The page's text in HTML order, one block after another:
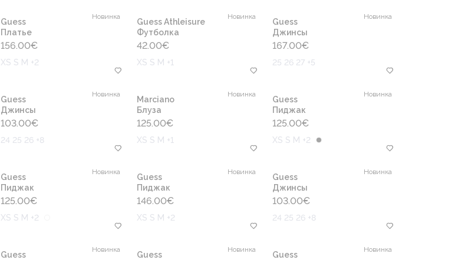
Новинка
Guess
Платье
156.00€
XS S M +2
Новинка
Guess Athleisure
Футболка
42.00€
XS S M +1
Новинка
Guess
Джинсы
167.00€
25 26 27 +5
Новинка
Guess
Джинсы
103.00€
24 25 26 +8
Новинка
Marciano
Блуза
125.00€
XS S M +1
Новинка
Guess
Пиджак
125.00€
XS S M +2
Новинка
Guess
Пиджак
125.00€
XS S M +2
Новинка
Guess
Пиджак
146.00€
XS S M +2
Новинка
Guess
Джинсы
103.00€
24 25 26 +8
Новинка
Guess
Новинка
Guess
Новинка
Guess